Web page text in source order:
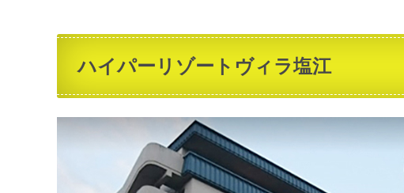
ハイパーリゾートヴィラ塩江